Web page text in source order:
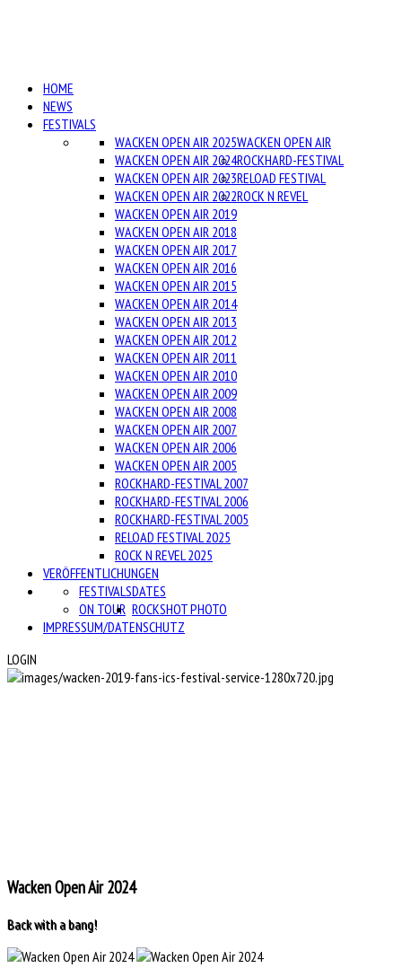
HOME
NEWS
FESTIVALS
WACKEN OPEN AIR
WACKEN OPEN AIR 2025
WACKEN OPEN AIR 2024
WACKEN OPEN AIR 2023
WACKEN OPEN AIR 2022
WACKEN OPEN AIR 2019
WACKEN OPEN AIR 2018
WACKEN OPEN AIR 2017
WACKEN OPEN AIR 2016
WACKEN OPEN AIR 2015
WACKEN OPEN AIR 2014
WACKEN OPEN AIR 2013
WACKEN OPEN AIR 2012
WACKEN OPEN AIR 2011
WACKEN OPEN AIR 2010
WACKEN OPEN AIR 2009
WACKEN OPEN AIR 2008
WACKEN OPEN AIR 2007
WACKEN OPEN AIR 2006
WACKEN OPEN AIR 2005
ROCKHARD-FESTIVAL
ROCKHARD-FESTIVAL 2007
ROCKHARD-FESTIVAL 2006
ROCKHARD-FESTIVAL 2005
RELOAD FESTIVAL
RELOAD FESTIVAL 2025
ROCK N REVEL
ROCK N REVEL 2025
VERÖFFENTLICHUNGEN
DATES
FESTIVALS
ON TOUR ROCKSHOT PHOTO
IMPRESSUM/DATENSCHUTZ
LOGIN
Wacken Open Air 2024
Back with a bang!